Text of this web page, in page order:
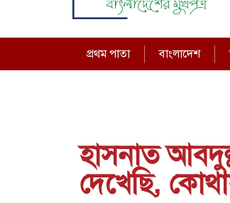
প্রথম পাতা বাংলাদেশ
হাসনাত
দেখেছি,